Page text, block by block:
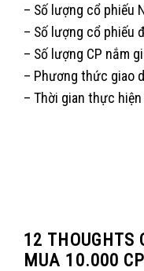
– Số lượng cổ phiếu
– Số lượng cổ phiếu
– Số lượng CP nắm
– Phương thức giao
– Thời gian thực
12 THOUGHTS
MUA 10.000 CP